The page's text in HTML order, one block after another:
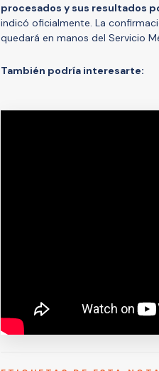
procesados y sus resultados
indicó oficialmente. La
quedará en manos del Servicio
También podría interesarte: